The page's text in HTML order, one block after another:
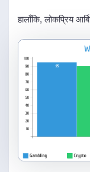
हालाँकि, लोकप्रिय